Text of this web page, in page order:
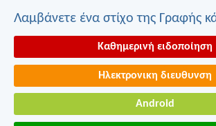
Λαμβάνετε ένα στίχο της Γραφής
Καθημερινή ειδοποίηση
Ηλεκτρονικη διευθυνση
Android